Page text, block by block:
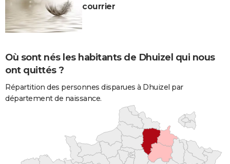
courrier
Où sont nés les habitants de Dhuizel qui nous
ont quittés ?
Répartition des personnes disparues à Dhuizel par
département de naissance.